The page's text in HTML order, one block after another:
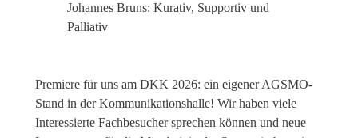
Johannes Bruns: Kurativ, Supportiv und
Palliativ
Premiere für uns am DKK 2026: ein eigener AGSMO-
Stand in der Kommunikationshalle! Wir haben viele
Interessierte Fachbesucher sprechen können und neue